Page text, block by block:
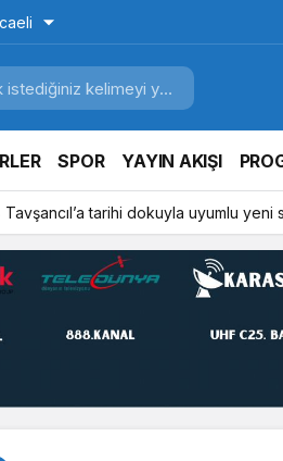
SPOR YAYIN AKIŞI
Tavşancıl’a tarihi dokuyla uyumlu